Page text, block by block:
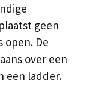
geen
open. De
over een
een ladder.